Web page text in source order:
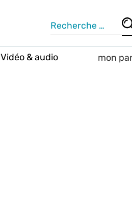
Vidéo & audio